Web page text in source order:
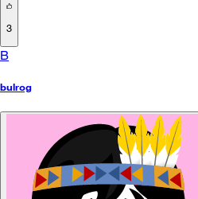
3
B
bulrog